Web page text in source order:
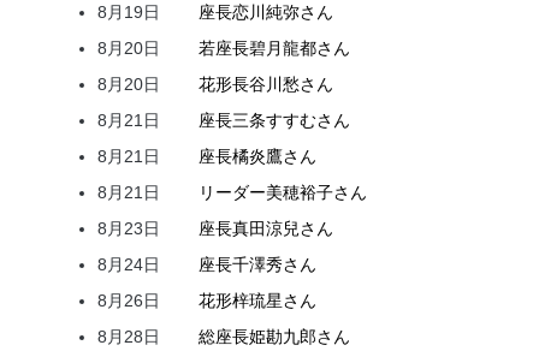
8月19日
座長恋川純弥さん
8月20日
若座長碧月龍都さん
8月20日
花形長谷川愁さん
8月21日
座長三条すすむさん
8月21日
座長橘炎鷹さん
8月21日
リーダー美穂裕子さん
8月23日
座長真田涼兒さん
8月24日
座長千澤秀さん
8月26日
花形梓琉星さん
8月28日
総座長姫勘九郎さん